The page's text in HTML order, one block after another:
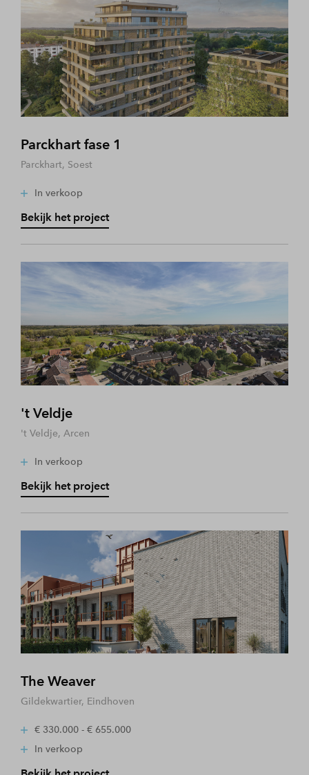
Parckhart fase 1
Parckhart, Soest
In verkoop
Bekijk het project
't Veldje
't Veldje, Arcen
In verkoop
Bekijk het project
The Weaver
Gildekwartier, Eindhoven
€ 330.000 - € 655.000
In verkoop